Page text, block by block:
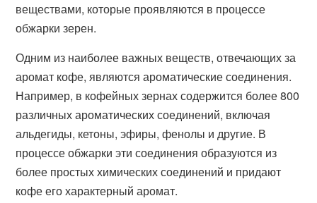
веществами, которые проявляются в процессе
обжарки зерен.
Одним из наиболее важных веществ, отвечающих за
аромат кофе, являются ароматические соединения.
Например, в кофейных зернах содержится более 800
различных ароматических соединений, включая
альдегиды, кетоны, эфиры, фенолы и другие. В
процессе обжарки эти соединения образуются из
более простых химических соединений и придают
кофе его характерный аромат.